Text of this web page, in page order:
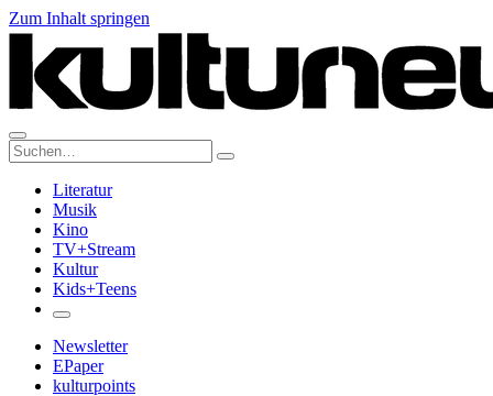
Zum Inhalt springen
Suche:
Literatur
Musik
Kino
TV+Stream
Kultur
Kids+Teens
Newsletter
EPaper
kulturpoints